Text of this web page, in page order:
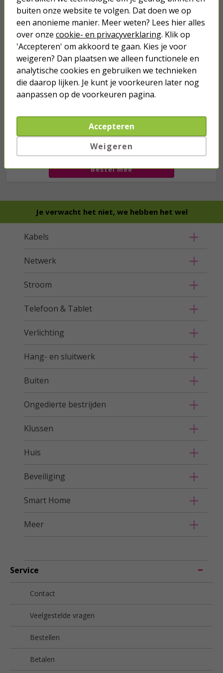
43,
40,
89
we hebben het wel
Bestel mee
Je verwacht het niet, we hebben het wel
Kabels
Netwerk
Stroom
Telefoon & Tablet
Verlichting
Hang- en sluitwerk
Buiten
Ongedierte bestrijden
Klussen
Huis
Beveiliging
Smart Home
Meer
Service
Contact
Veelgestelde vragen
Bestellen
Betalen
buiten onze website te volgen. Dat doen we op
een anonieme manier. Meer weten? Lees hier alles
over onze cookie- en privacyverklaring. Klik op
'Accepteren' om akkoord te gaan. Kies je voor
weigeren? Dan plaatsen we alleen functionele en
analytische cookies en gebruiken we technieken
die daarop lijken. Je kunt je voorkeuren later nog
aanpassen op de voorkeuren pagina.
Accepteren
Weigeren